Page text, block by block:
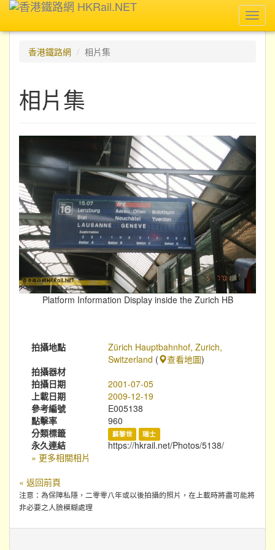
香港鐵路網
相片集
相片集
Platform Information Display inside the Zurich HB
拍攝地點
Zürich Hauptbahnhof, Zurich,
Switzerland ( 查看地圖)
拍攝器材
拍攝日期
2001-07-05
上載日期
2009-12-19
參考編號
E005138
點擊率
960
分類標籤
蘇黎世 瑞士
永久連結
https://hkrail.net/Photos/5138/
» 更多相關相片
« 返回前頁
注意：為保障私隱，二零零八年或以後拍攝的照片，在上載時將盡可能將
非必要之人臉模糊處理